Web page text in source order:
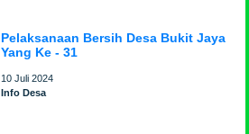
Pelaksanaan Bersih Desa Bukit Jaya
Yang Ke - 31
10 Juli 2024
Info Desa